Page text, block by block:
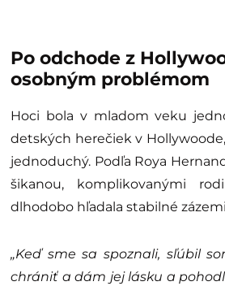
Po odchode z
osobným problémom
Hoci bola v mladom veku
detských herečiek v
jednoduchý. Podľa Roya
šikanou, komplikovanými
dlhodobo hľadala stabilné
„Keď sme sa spoznali, sľúbil
chrániť a dám jej lásku a